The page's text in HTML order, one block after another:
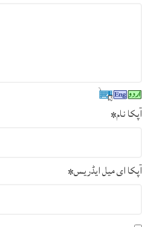
آپکا نام*
آپکا ای میل ایڈریس*